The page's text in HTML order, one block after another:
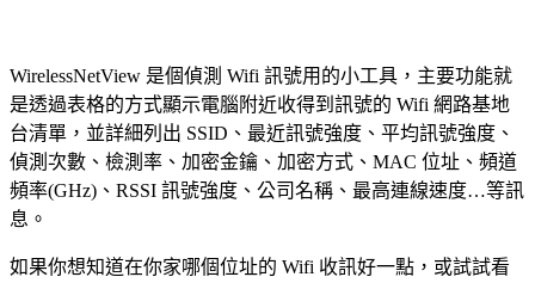
WirelessNetView 是個偵測 Wifi 訊號用的小工具，主要功能就
是透過表格的方式顯示電腦附近收得到訊號的 Wifi 網路基地
台清單，並詳細列出 SSID、最近訊號強度、平均訊號強度、
偵測次數、檢測率、加密金鑰、加密方式、MAC 位址、頻道
頻率(GHz)、RSSI 訊號強度、公司名稱、最高連線速度…等訊
息。
如果你想知道在你家哪個位址的 Wifi 收訊好一點，或試試看